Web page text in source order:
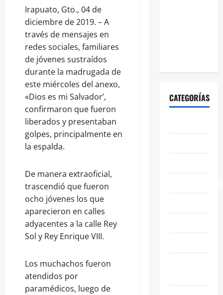
Irapuato, Gto., 04 de
diciembre de 2019. – A
través de mensajes en
redes sociales, familiares
de jóvenes sustraídos
durante la madrugada de
este miércoles del anexo,
«Dios es mi Salvador’,
confirmaron que fueron
liberados y presentaban
golpes, principalmente en
la espalda.
De manera extraoficial,
trascendió que fueron
ocho jóvenes los que
aparecieron en calles
adyacentes a la calle Rey
Sol y Rey Enrique VIII.
Los muchachos fueron
atendidos por
paramédicos, luego de
CATEGORÍAS